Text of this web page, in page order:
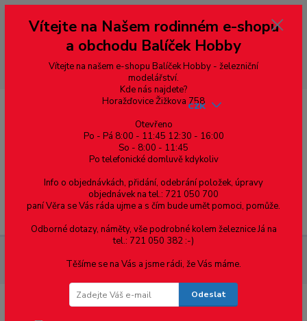
--- pro zákazníky ze Slovenska a jiných zemí, pokud chcete platit v eurech
přepněte si e-shop na euro 💶 pro přepočet měny - pravý horní roh ---
dobírky – pokud si z nějakého důvodu zásilku nevyzvednete, bude po
domluvě zaslána znovu s opětovnou platbou za poštovné, v opačném
případě bude zrušena a účet přidán na blacklist a rušeny následující
objednávky.
Menu
CZK
Vítejte na Našem rodinném e-shopu
a obchodu Balíček Hobby
Vítejte na našem e-shopu Balíček Hobby - železniční
modelářství.
Kde nás najdete?
Horažďovice Žižkova 758
Otevřeno
Po - Pá 8:00 - 11:45 12:30 - 16:00
So - 8:00 - 11:45
Po telefonické domluvě kdykoliv
Info o objednávkách, přidání, odebrání položek, úpravy
objednávek na tel.: 721 050 700
paní Věra se Vás ráda ujme a s čím bude umět pomoci, pomůže.
Odborné dotazy, náměty, vše podrobné kolem železnice Já na
tel.: 721 050 382 :-)
Těšíme se na Vás a jsme rádi, že Vás máme.
Odeslat